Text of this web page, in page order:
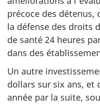
précoce des détenus,
la défense des droits
de santé 24 heures
dans des
Un autre
dollars sur six ans, et
année par la suite,